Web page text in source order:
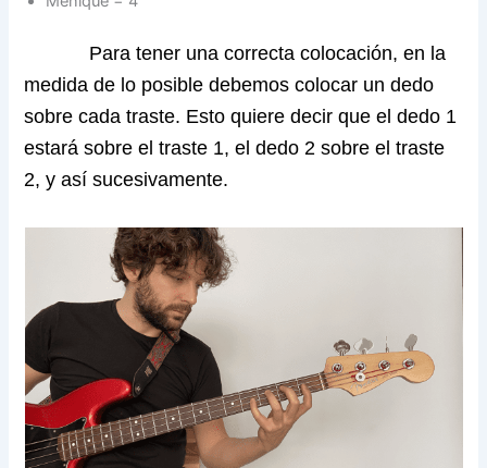
Para tener una correcta colocación, en la
medida de lo posible debemos colocar un dedo
sobre cada traste. Esto quiere decir que el dedo 1
estará sobre el traste 1, el dedo 2 sobre el traste
2, y así sucesivamente.